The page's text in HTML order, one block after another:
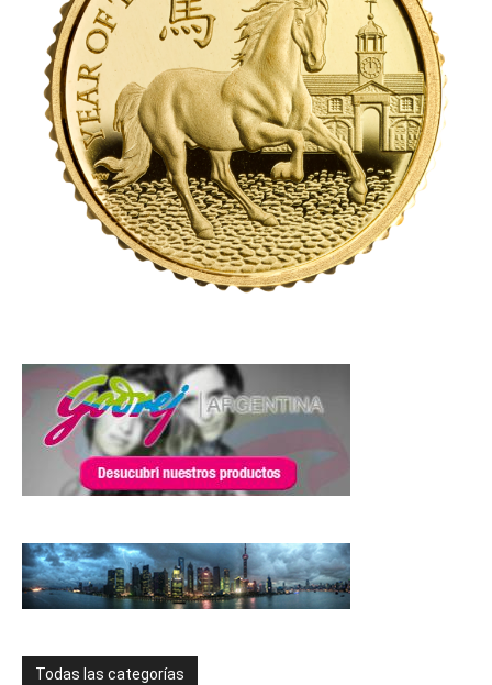
Todas las categorías